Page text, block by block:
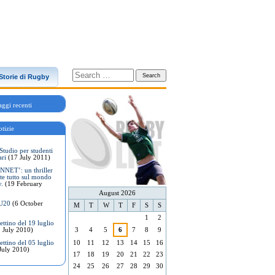
di Rugby
recenti
per studenti
(17 July 2011)
un thriller
tutto sul mondo
(19 February
(6 October
del 19 luglio
July 2010)
del 05 luglio
2010)
August 2026
M
T W T F S S
1
2
3
4 5 6 7 8
9
10
11 12 13 14 15
16
17
18 19 20 21 22
23
24
25 26 27 28 29
30